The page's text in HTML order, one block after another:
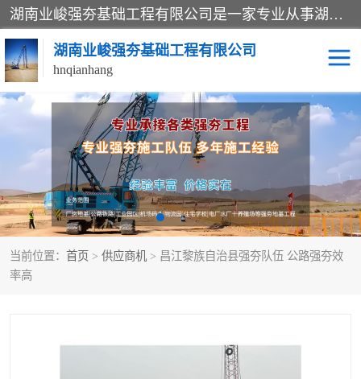
湖南业峻强夯基础工程有限公司是一家专业从事湖南强夯基础工程、强夯机租赁，地基处理的施工单位。业务覆盖：湖南、广东，江西等地。可承接1000KN.m-25000KN.m强夯（置换）工程。公司创始人是国内较早期从事强夯施工的建设者，经过多年的一步一个脚印的发展，在行业内具有较高的度和良好的口碑。
湖南业峻强夯基础工程有限公司
hnqianhang
当前位置： 首页 > 供应商机 > 昌江黎族自治县强夯队伍 公路强夯效
率高
强夯施工案例 强夯机租赁
强夯施工工程 强夯施工队伍
强夯队伍